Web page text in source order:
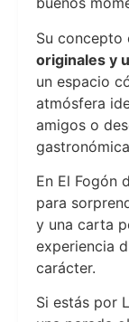
Su concepto
originales y
un espacio
atmósfera
amigos o
En El Fogón
para
y una carta
experiencia
carácter.
Si estás por